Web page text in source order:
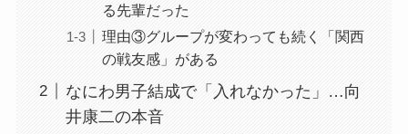
る先輩だった
理由③グループが変わっても続く「関西
の戦友感」がある
なにわ男子結成で「入れなかった」…向
井康二の本音